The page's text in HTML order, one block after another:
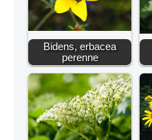
Bidens, erbacea
perenne